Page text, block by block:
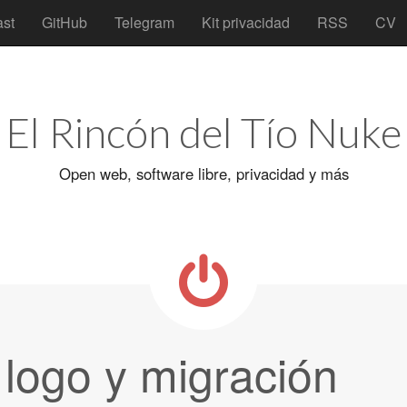
GitHub Telegram Kit privacidad RSS CV
El Rincón del Tío Nuke
Open web, software libre, privacidad y más
y migración